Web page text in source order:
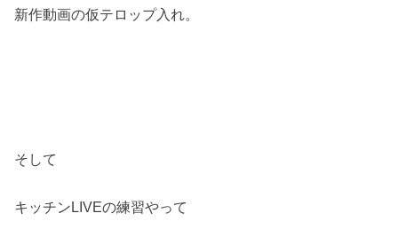
新作動画の仮テロップ入れ。
そして
キッチンLIVEの練習やって